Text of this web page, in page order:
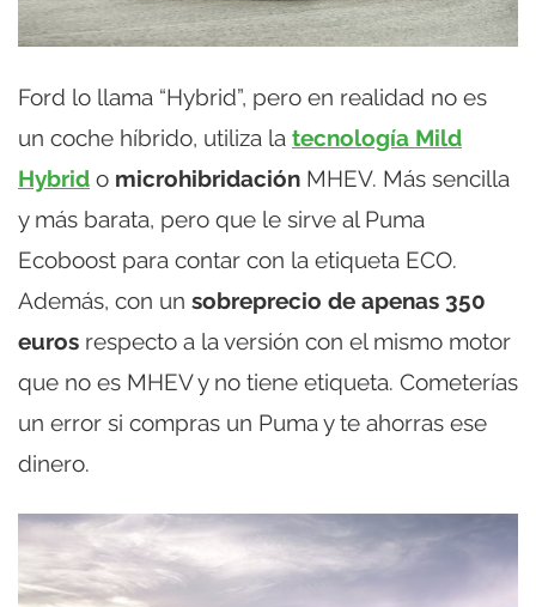
Ford lo llama “Hybrid”, pero en realidad no es
un coche híbrido, utiliza la tecnología Mild
Hybrid o microhibridación MHEV. Más sencilla
y más barata, pero que le sirve al Puma
Ecoboost para contar con la etiqueta ECO.
Además, con un sobreprecio de apenas 350
euros respecto a la versión con el mismo motor
que no es MHEV y no tiene etiqueta. Cometerías
un error si compras un Puma y te ahorras ese
dinero.